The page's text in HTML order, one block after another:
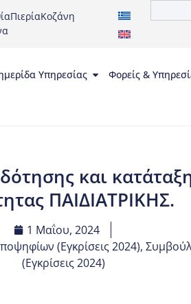
ΠιερίαΚοζάνη
Υπηρεσίας Φορείς &
και
ΠΑΙΔΙΑΤΡΙΚΗΣ.
1 Μαΐου, 2024
(Εγκρίσεις 2024),
(Εγκρίσεις 2024)